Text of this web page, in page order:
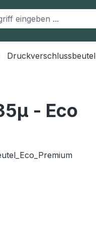
Druckverschlussbeutel
- Eco